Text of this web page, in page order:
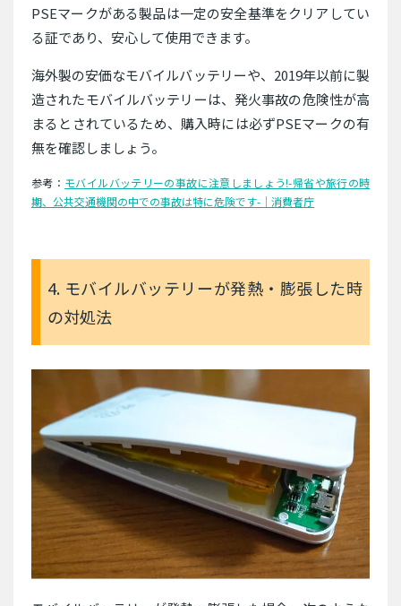
PSEマークがある製品は一定の安全基準をクリアしてい
る証であり、安心して使用できます。
海外製の安価なモバイルバッテリーや、2019年以前に製
造されたモバイルバッテリーは、発火事故の危険性が高
まるとされているため、購入時には必ずPSEマークの有
無を確認しましょう。
参考： モバイルバッテリーの事故に注意しましょう!-帰省や旅行の時
期、公共交通機関の中での事故は特に危険です-｜消費者庁
4. モバイルバッテリーが発熱・膨張した時
の対処法